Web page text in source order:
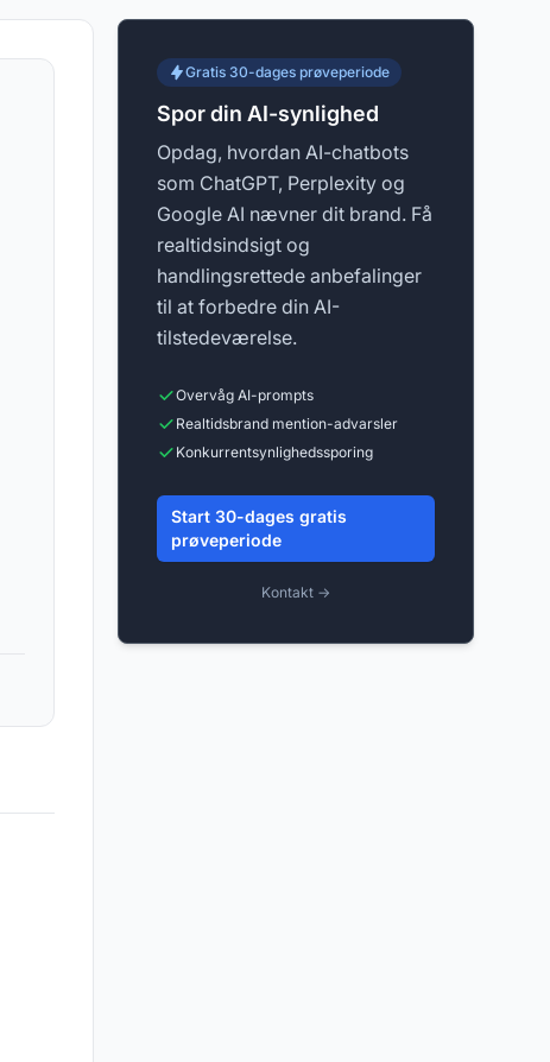
Gratis 30-dages prøveperiode
Spor din AI-synlighed
Opdag, hvordan AI-chatbots
som ChatGPT, Perplexity og
Google AI nævner dit brand. Få
realtidsindsigt og
handlingsrettede anbefalinger
til at forbedre din AI-
tilstedeværelse.
Overvåg AI-prompts
Realtidsbrand mention-advarsler
Konkurrentsynlighedssporing
Start 30-dages gratis
prøveperiode
Kontakt →